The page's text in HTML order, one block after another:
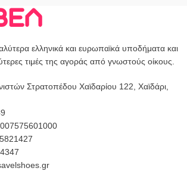
ελληνικά και ευρωπαϊκά υποδήματα και
τιμές της αγοράς από γνωστούς οίκους.
Στρατοπέδου Χαϊδαρίου 122, Χαϊδάρι,